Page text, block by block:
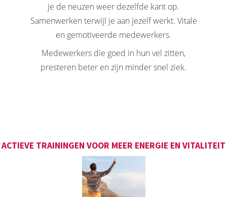
je de neuzen weer dezelfde kant op.
Samenwerken terwijl je aan jezelf werkt. Vitale
en gemotiveerde medewerkers.
Medewerkers die goed in hun vel zitten,
presteren beter en zijn minder snel ziek.
ACTIEVE TRAININGEN VOOR MEER ENERGIE EN VITALITEIT